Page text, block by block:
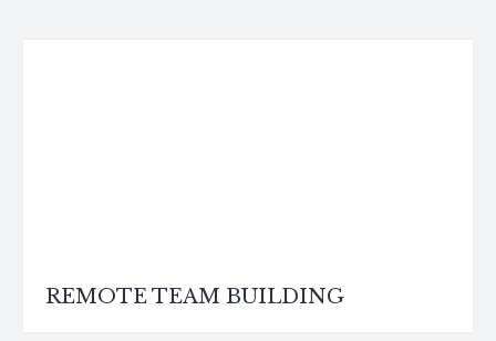
REMOTE TEAM BUILDING